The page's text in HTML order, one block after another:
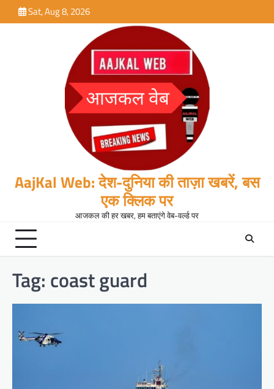
to
Sat, Aug 8, 2026
AajKal Web: देश-दुनिया की ताज़ा खबरें, बस
एक क्लिक पर
आजकल की हर खबर, हम बताएंगे वेब-वर्ल्ड पर
Tag: coast guard